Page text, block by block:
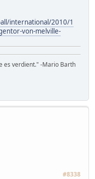
international/2010/1
von-melville-
es verdient." -Mario Barth
#8338